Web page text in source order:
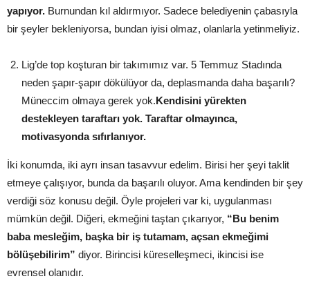
yapıyor. Burnundan kıl aldırmıyor. Sadece belediyenin çabasıyla
bir şeyler bekleniyorsa, bundan iyisi olmaz, olanlarla yetinmeliyiz.
Lig’de top koşturan bir takımımız var. 5 Temmuz Stadında
neden şapır-şapır dökülüyor da, deplasmanda daha başarılı?
Müneccim olmaya gerek yok.Kendisini yürekten
destekleyen taraftarı yok. Taraftar olmayınca,
motivasyonda sıfırlanıyor.
İki konumda, iki ayrı insan tasavvur edelim. Birisi her şeyi taklit
etmeye çalışıyor, bunda da başarılı oluyor. Ama kendinden bir şey
verdiği söz konusu değil. Öyle projeleri var ki, uygulanması
mümkün değil. Diğeri, ekmeğini taştan çıkarıyor, “Bu benim
baba mesleğim, başka bir iş tutamam, açsan ekmeğimi
bölüşebilirim” diyor. Birincisi küreselleşmeci, ikincisi ise
evrensel olanıdır.